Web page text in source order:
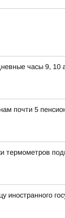
часы 9, 10
почти 5
термометров
иностранного